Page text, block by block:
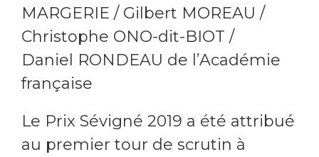
MARGERIE / Gilbert MOREAU /
Christophe ONO-dit-BIOT /
Daniel RONDEAU de l’Académie
française
Le Prix Sévigné 2019 a été attribué
au premier tour de scrutin à